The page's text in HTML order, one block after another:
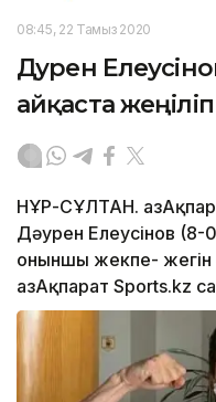
08:45, 22 Тамыз 2020
Дәурен
айқаста
НҰР-СҰЛТАН.
Дәурен Елеусінов (8-
оныншы жекпе- жегін
ҚазАқпарат Sports.kz